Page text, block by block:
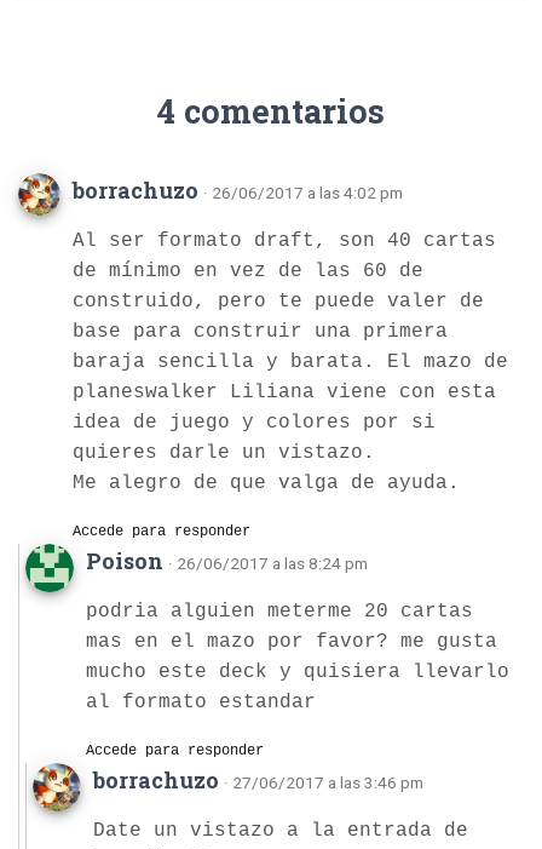
4 comentarios
borrachuzo · 26/06/2017 a las 4:02 pm
Al ser formato draft, son 40 cartas
de mínimo en vez de las 60 de
construido, pero te puede valer de
base para construir una primera
baraja sencilla y barata. El mazo de
planeswalker Liliana viene con esta
idea de juego y colores por si
quieres darle un vistazo.
Me alegro de que valga de ayuda.
Accede para responder
Poison · 26/06/2017 a las 8:24 pm
podria alguien meterme 20 cartas
mas en el mazo por favor? me gusta
mucho este deck y quisiera llevarlo
al formato estandar
Accede para responder
borrachuzo · 27/06/2017 a las 3:46 pm
Date un vistazo a la entrada de